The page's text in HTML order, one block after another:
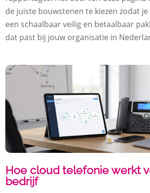
de juiste bouwstenen te kiezen zodat
een schaalbaar veilig en betaalbaar
dat past bij jouw organisatie in
Hoe cloud telefonie werkt
bedrijf